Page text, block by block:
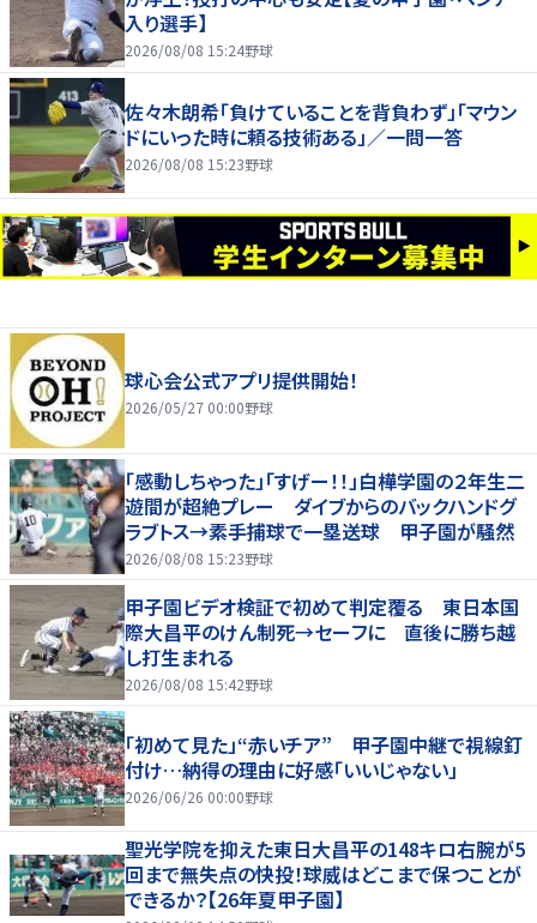
入り選手】
2026/08/08 15:24野球
佐々木朗希「負けていることを背負わず」「マウン
ドにいった時に頼る技術ある」／一問一答
2026/08/08 15:23野球
球心会公式アプリ提供開始！
2026/05/27 00:00野球
「感動しちゃった」「すげー！！」白樺学園の２年生二
遊間が超絶プレー ダイブからのバックハンドグ
ラブトス→素手捕球で一塁送球 甲子園が騒然
2026/08/08 15:23野球
甲子園ビデオ検証で初めて判定覆る 東日本国
際大昌平のけん制死→セーフに 直後に勝ち越
し打生まれる
2026/08/08 15:42野球
「初めて見た」“赤いチア” 甲子園中継で視線釘
付け…納得の理由に好感「いいじゃない」
2026/06/26 00:00野球
聖光学院を抑えた東日大昌平の148キロ右腕が5
回まで無失点の快投！球威はどこまで保つことが
できるか？【26年夏甲子園】